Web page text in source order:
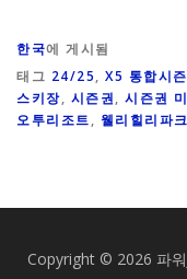
한국에 게시됨
태그 24/25, X5 통합시
스키장, 시즌권, 시즌권
오투리조트, 웰리힐리파크
Copyright © 2026 파워